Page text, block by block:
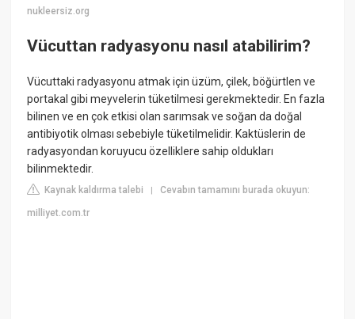
nukleersiz.org
Vücuttan radyasyonu nasıl atabilirim?
Vücuttaki radyasyonu atmak için üzüm, çilek, böğürtlen ve
portakal gibi meyvelerin tüketilmesi gerekmektedir. En fazla
bilinen ve en çok etkisi olan sarımsak ve soğan da doğal
antibiyotik olması sebebiyle tüketilmelidir. Kaktüslerin de
radyasyondan koruyucu özelliklere sahip oldukları
bilinmektedir.
Kaynak kaldırma talebi |Cevabın tamamını burada okuyun:
milliyet.com.tr